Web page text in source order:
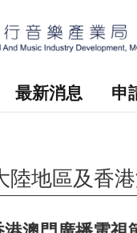
最新消息 申
陸地區及香